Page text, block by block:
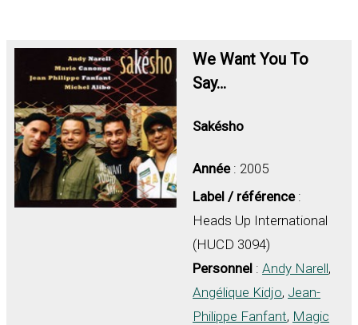
We Want You To
Say…
Sakésho
Année: 2005
Label / référence:
Heads Up International
(HUCD 3094)
Personnel :Andy Narell,
Angélique Kidjo, Jean-
Philippe Fanfant, Magic